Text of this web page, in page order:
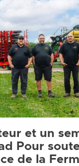
et un
Pour
de la